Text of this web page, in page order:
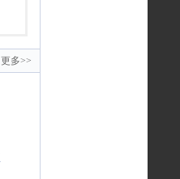
更多>>